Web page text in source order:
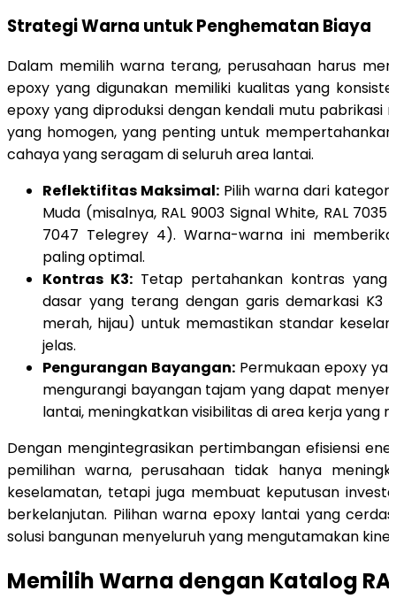
Strategi Warna untuk Penghematan Biaya
Dalam memilih warna terang, perusahaan harus
epoxy yang digunakan memiliki kualitas yang
epoxy yang diproduksi dengan kendali mutu pabrikasi
yang homogen, yang penting untuk
cahaya yang seragam di seluruh area lantai.
Reflektifitas Maksimal: Pilih warna dari
Muda (misalnya, RAL 9003 Signal White, RAL 7035
7047 Telegrey 4). Warna-warna ini
paling optimal.
Kontras K3: Tetap pertahankan kontras
dasar yang terang dengan garis demarkasi K3
merah, hijau) untuk memastikan standar
jelas.
Pengurangan Bayangan: Permukaan epoxy
mengurangi bayangan tajam yang dapat
lantai, meningkatkan visibilitas di area kerja yang
Dengan mengintegrasikan pertimbangan efisiensi
pemilihan warna, perusahaan tidak hanya
keselamatan, tetapi juga membuat keputusan
berkelanjutan. Pilihan warna epoxy lantai yang
solusi bangunan menyeluruh yang mengutamakan
Memilih Warna dengan Katalog